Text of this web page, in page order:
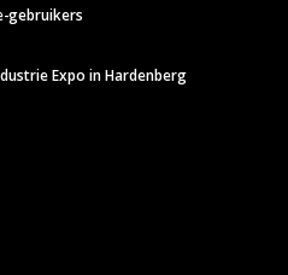
gebruikers
Expo in Hardenberg